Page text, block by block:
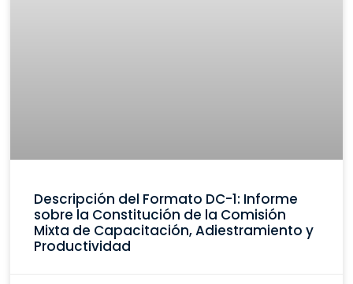
Descripción del Formato DC-1: Informe
sobre la Constitución de la Comisión
Mixta de Capacitación, Adiestramiento y
Productividad